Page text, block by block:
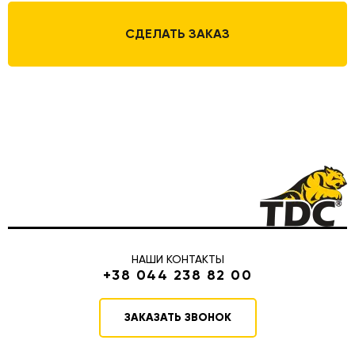
СДЕЛАТЬ ЗАКАЗ
НАШИ КОНТАКТЫ
+38 044 238 82 00
ЗАКАЗАТЬ ЗВОНОК